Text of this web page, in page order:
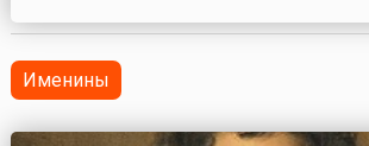
Именины